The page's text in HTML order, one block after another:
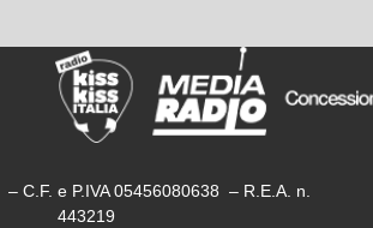
C.F. e P.IVA 05456080638 – R.E.A. n.
443219